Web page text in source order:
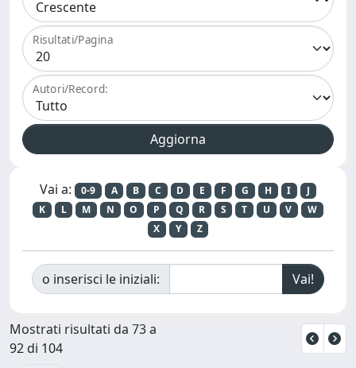
Risultati/Pagina
Autori/Record:
Vai a: 0-9 A B C D E F G H I
J
K
L M N O P Q R S T U V
W
X
Y Z
o inserisci le iniziali:
Mostrati risultati da 73 a
92 di 104